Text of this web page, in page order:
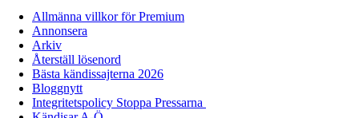
Allmänna villkor för Premium
Annonsera
Arkiv
Återställ lösenord
Bästa kändissajterna 2026
Bloggnytt
Integritetspolicy Stoppa Pressarna